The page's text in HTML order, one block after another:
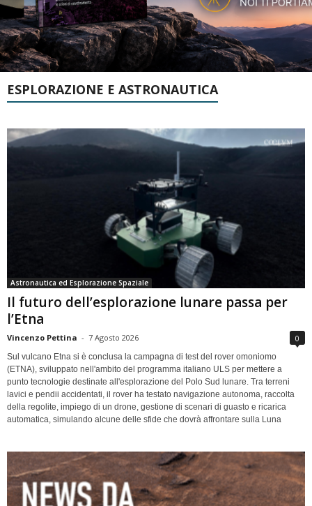
ESPLORAZIONE E ASTRONAUTICA
Astronautica ed Esplorazione Spaziale
Il futuro dell’esplorazione lunare passa per
l’Etna
Vincenzo Pettina - 7 Agosto 2026 0
Sul vulcano Etna si è conclusa la campagna di test del rover omoniomo
(ETNA), sviluppato nell'ambito del programma italiano ULS per mettere a
punto tecnologie destinate all'esplorazione del Polo Sud lunare. Tra terreni
lavici e pendii accidentati, il rover ha testato navigazione autonoma, raccolta
della regolite, impiego di un drone, gestione di scenari di guasto e ricarica
automatica, simulando alcune delle sfide che dovrà affrontare sulla Luna